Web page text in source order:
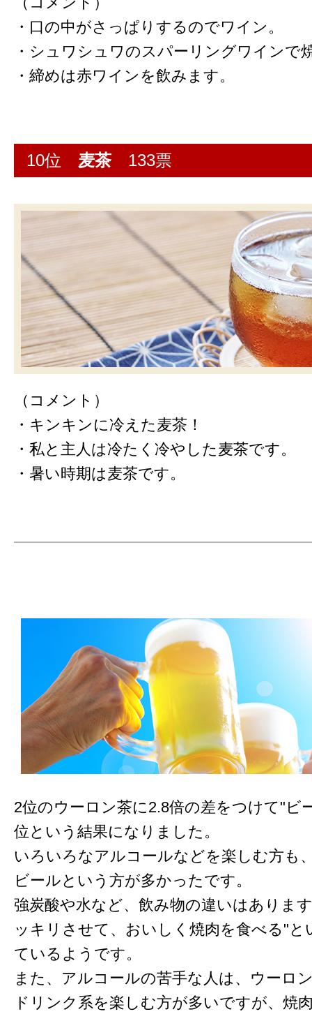
・口の中がさっぱりするのでワイン。
・シュワシュワのスパーリングワインで
・締めは赤ワインを飲みます。
10位 麦茶 133票
（コメント）
・キンキンに冷えた麦茶！
・私と主人は冷たく冷やした麦茶です。
・暑い時期は麦茶です。
2位のウーロン茶に2.8倍の差をつけて"ビ
位という結果になりました。
いろいろなアルコールなどを楽しむ方も
ビールという方が多かったです。
強炭酸や水など、飲み物の違いはありま
ッキリさせて、おいしく焼肉を食べる"と
ているようです。
また、アルコールの苦手な人は、ウーロ
ドリンク系を楽しむ方が多いですが、焼